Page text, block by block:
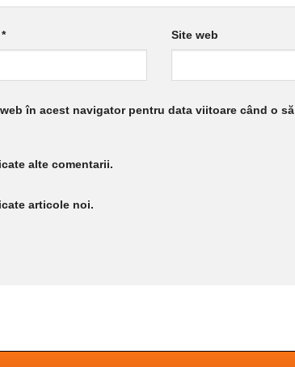
* Site web
în acest navigator pentru data viitoare când o să
alte comentarii.
articole noi.